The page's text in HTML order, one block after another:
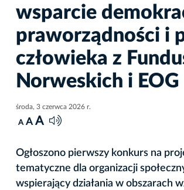
wsparcie
praworządności i
człowieka z
Norweskich i EOG
środa, 3 czerwca 2026 r.
A A A
Ogłoszono pierwszy konkurs na
tematyczne dla organizacji
wspierający działania w obszarach